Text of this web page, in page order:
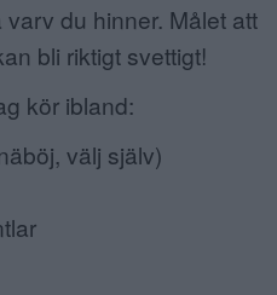
du hinner. Målet att
bli riktigt svettigt!
kör ibland:
välj själv)